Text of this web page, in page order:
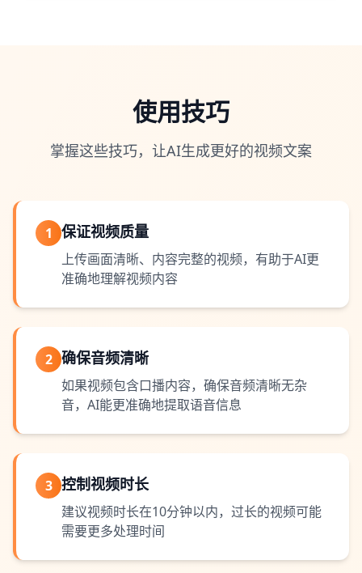
使用技巧
掌握这些技巧，让AI生成更好的视频文案
1 保证视频质量
上传画面清晰、内容完整的视频，有助于AI更
准确地理解视频内容
2 确保音频清晰
如果视频包含口播内容，确保音频清晰无杂
音，AI能更准确地提取语音信息
3 控制视频时长
建议视频时长在10分钟以内，过长的视频可能
需要更多处理时间